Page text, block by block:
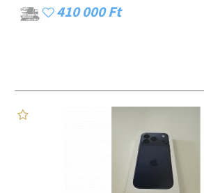
410 000 Ft